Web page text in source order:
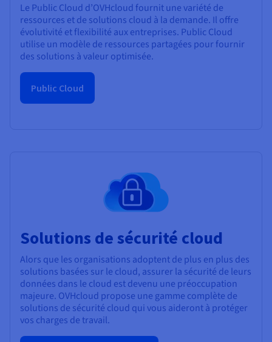
Le Public Cloud d’OVHcloud fournit une variété de
ressources et de solutions cloud à la demande. Il offre
évolutivité et flexibilité aux entreprises. Public Cloud
utilise un modèle de ressources partagées pour fournir
des solutions à valeur optimisée.
Public Cloud
Solutions de sécurité cloud
Alors que les organisations adoptent de plus en plus des
solutions basées sur le cloud, assurer la sécurité de leurs
données dans le cloud est devenu une préoccupation
majeure. OVHcloud propose une gamme complète de
solutions de sécurité cloud qui vous aideront à protéger
vos charges de travail.